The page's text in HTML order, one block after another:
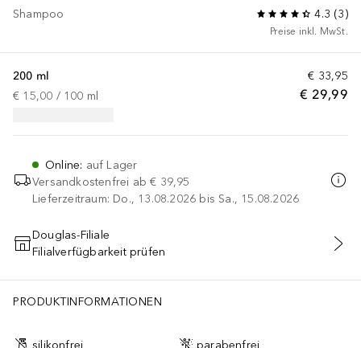
Shampoo 4.3 (3)
Preise inkl. MwSt.
€ 33,95
€ 29,99
200 ml
€ 15,00 / 100 ml
Online: auf Lager
Versandkostenfrei ab € 39,95
Lieferzeitraum: Do., 13.08.2026 bis Sa., 15.08.2026
IN DEN WARENKORB
Douglas-Filiale
Filialverfügbarkeit prüfen
PRODUKTINFORMATIONEN